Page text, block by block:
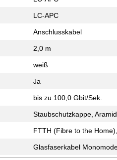
LC-APC
Anschlusskabel
2,0 m
weiß
Ja
bis zu 100,0 Gbit/Sek.
Staubschutzkappe,
FTTH (Fibre to the
Glasfaserkabel